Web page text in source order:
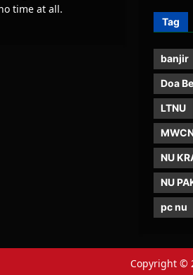
time at all.
Tag
banjir
Doa
LTNU
NU
NU
pc nu
Copyright ©